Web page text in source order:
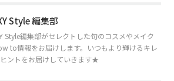
Style 編集部
Style編集部がセレクトした旬のコスメやメイク
to情報をお届けします。いつもより輝けるキレ
ントをお届けしていきます★